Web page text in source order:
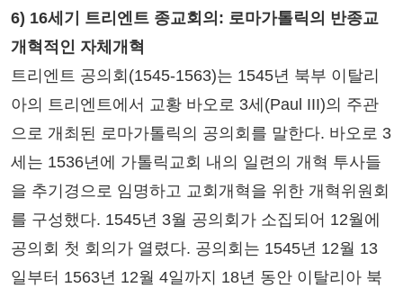
6) 16세기 트리엔트 종교회의: 로마가톨릭의 반종교
개혁적인 자체개혁
트리엔트 공의회(1545-1563)는 1545년 북부 이탈리
아의 트리엔트에서 교황 바오로 3세(Paul III)의 주관
으로 개최된 로마가톨릭의 공의회를 말한다. 바오로 3
세는 1536년에 가톨릭교회 내의 일련의 개혁 투사들
을 추기경으로 임명하고 교회개혁을 위한 개혁위원회
를 구성했다. 1545년 3월 공의회가 소집되어 12월에
공의회 첫 회의가 열렸다. 공의회는 1545년 12월 13
일부터 1563년 12월 4일까지 18년 동안 이탈리아 북